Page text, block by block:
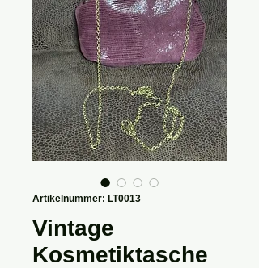
Artikelnummer: LT0013
Vintage
Kosmetiktasche